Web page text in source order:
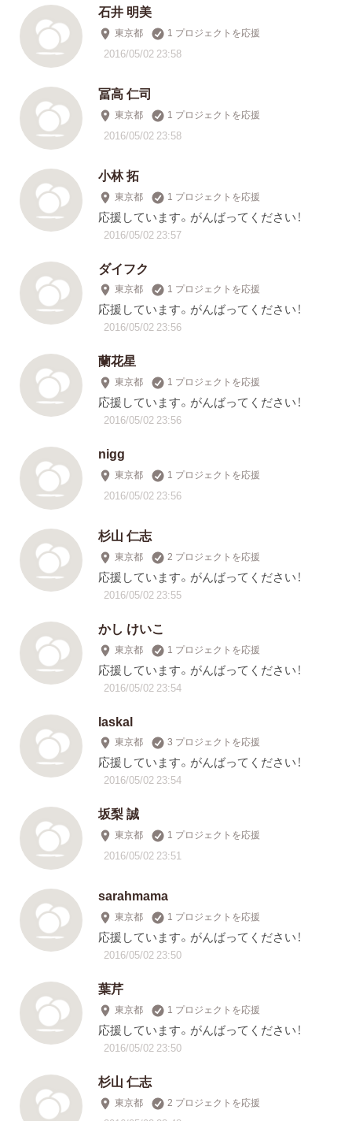
石井 明美
東京都 1 プロジェクトを応援
2016/05/02 23:58
冨高 仁司
東京都 1 プロジェクトを応援
2016/05/02 23:58
小林 拓
東京都 1 プロジェクトを応援
応援しています。がんばってください！
2016/05/02 23:57
ダイフク
東京都 1 プロジェクトを応援
応援しています。がんばってください！
2016/05/02 23:56
蘭花星
東京都 1 プロジェクトを応援
応援しています。がんばってください！
2016/05/02 23:56
nigg
東京都 1 プロジェクトを応援
2016/05/02 23:56
杉山 仁志
東京都 2 プロジェクトを応援
応援しています。がんばってください！
2016/05/02 23:55
かし けいこ
東京都 1 プロジェクトを応援
応援しています。がんばってください！
2016/05/02 23:54
laskal
東京都 3 プロジェクトを応援
応援しています。がんばってください！
2016/05/02 23:54
坂梨 誠
東京都 1 プロジェクトを応援
2016/05/02 23:51
sarahmama
東京都 1 プロジェクトを応援
応援しています。がんばってください！
2016/05/02 23:50
葉芹
東京都 1 プロジェクトを応援
応援しています。がんばってください！
2016/05/02 23:50
杉山 仁志
東京都 2 プロジェクトを応援